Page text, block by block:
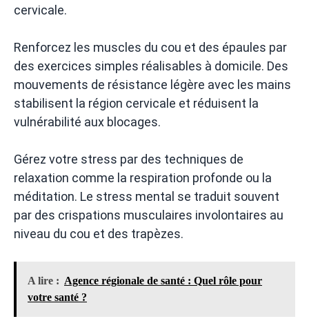
cervicale.
Renforcez les muscles du cou et des épaules par
des exercices simples réalisables à domicile. Des
mouvements de résistance légère avec les mains
stabilisent la région cervicale et réduisent la
vulnérabilité aux blocages.
Gérez votre stress par des techniques de
relaxation comme la respiration profonde ou la
méditation. Le stress mental se traduit souvent
par des crispations musculaires involontaires au
niveau du cou et des trapèzes.
A lire : Agence régionale de santé : Quel rôle pour
votre santé ?